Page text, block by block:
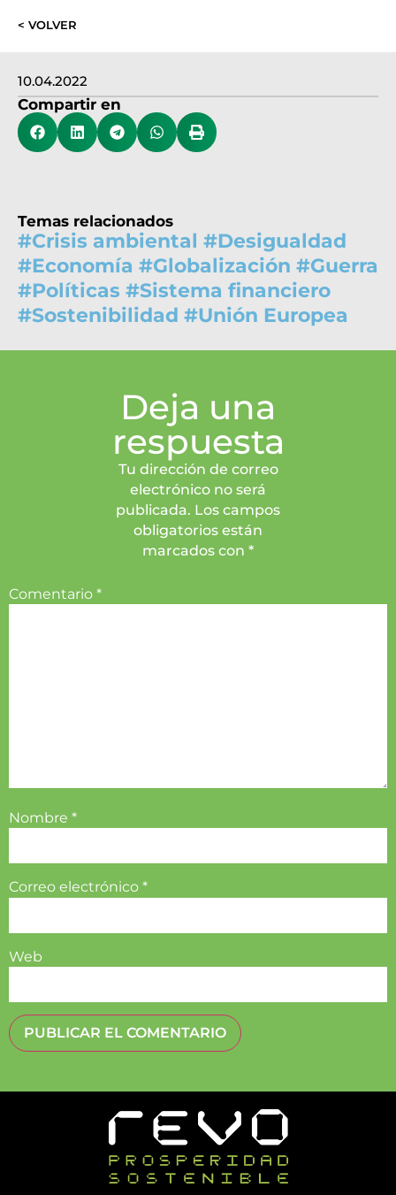
10.04.2022
Compartir en
Temas relacionados
#Crisis ambiental #Desigualdad
#Economía #Globalización #Guerra
#Políticas #Sistema financiero
#Sostenibilidad #Unión Europea
< VOLVER
Deja una
respuesta
Tu dirección de correo
electrónico no será
publicada. Los campos
obligatorios están
marcados con *
Comentario *
Nombre *
Correo electrónico *
Web